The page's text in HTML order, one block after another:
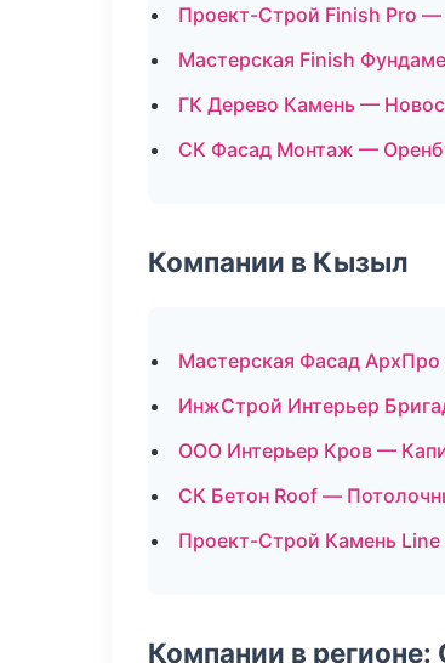
Проект-Строй Finish Pro
Мастерская Finish
ГК Дерево Камень —
СК Фасад Монтаж —
Компании в Кызыл
Мастерская Фасад
ИнжСтрой Интерьер
ООО Интерьер Кров —
СК Бетон Roof —
Проект-Строй Камень
Компании в